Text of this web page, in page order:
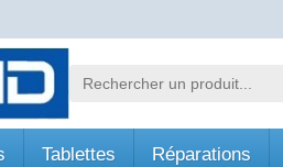
Tablettes Réparations